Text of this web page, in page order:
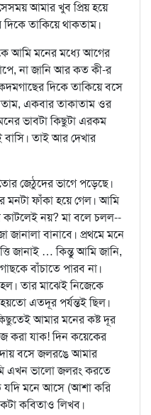
আমার খুব প্রিয় হয়ে
তাকিয়ে থাকতাম।
আমি মনের মধ্যে আগের
না জানি আর কত কী-র
দিকে তাকিয়ে বসে
একবার তাকাতাম ওর
ভাবটা কিছুটা এরকম
তাই আর দেখার
জেঠুদের ভাগে পড়েছে।
মনটা ফাঁকা হয়ে গেল। আমি
কাটলেই নয়? মা বলে চলল--
বানাবে। প্রথমে মনে
জানাই … কিন্তু আমি জানি,
বাঁচাতে পারব না।
তার মাঝেই নিজেকে
এতদূর পর্যন্তই ছিল।
আমার মনের কষ্ট দূর
করা যাক! দিন কয়েকের
বসে জলরঙে আমার
এখন ভালো জলরং করতে
যদি মনে আসে (আশা করি
কবিতাও লিখব।